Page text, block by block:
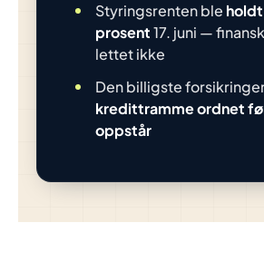
Styringsrenten ble
prosent17. juni —
lettet ikke
Den billigste
kredittramme ordnet
oppstår